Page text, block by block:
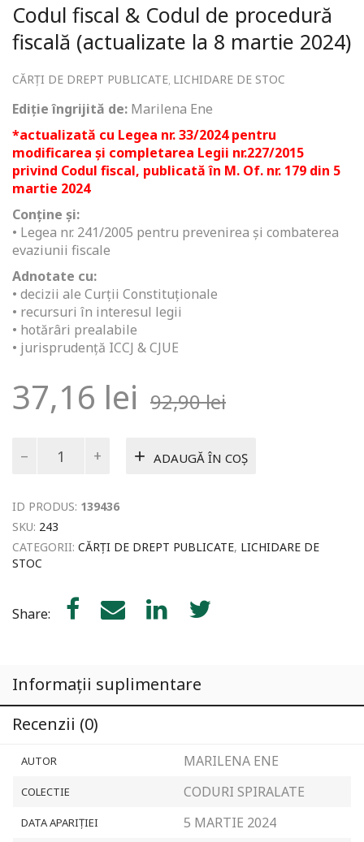
Codul fiscal & Codul de procedură
fiscală (actualizate la 8 martie 2024)
CĂRȚI DE DREPT PUBLICATE, LICHIDARE DE STOC
Ediție îngrijită de: Marilena Ene
*actualizată cu Legea nr. 33/2024 pentru
modificarea şi completarea Legii nr.227/2015
privind Codul fiscal, publicată în M. Of. nr. 179 din 5
martie 2024
Conține și:
• Legea nr. 241/2005 pentru prevenirea și combaterea
evaziunii fiscale
Adnotate cu:
• decizii ale Curții Constituționale
• recursuri în interesul legii
• hotărâri prealabile
• jurisprudență ICCJ & CJUE
92,90lei
37,16 lei
Codul
Codul
de
procedură
fiscală
8
martie
ADAUGĂ ÎN COȘ
ID PRODUS: 139436
SKU: 243
CATEGORII: CĂRȚI DE DREPT PUBLICATE, LICHIDARE DE
STOC
Share:
Informații suplimentare
Recenzii (0)
AUTOR MARILENA ENE
COLECTIE CODURI SPIRALATE
DATA APARIȚIEI 5 MARTIE 2024